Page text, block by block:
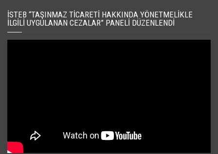
İSTEB “TAŞINMAZ TICARETI HAKKINDA YÖNETMELIKLE
İLGILI UYGULANAN CEZALAR” PANELI DÜZENLENDI